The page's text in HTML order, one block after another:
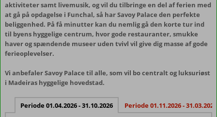
aktiviteter samt livemusik, og vil du tilbringe en del af ferien med
at gå på opdagelse i Funchal, så har Savoy Palace den perfekte
beliggenhed. På få minutter kan du nemlig gå den korte tur ind
til byens hyggelige centrum, hvor gode restauranter, smukke
haver og spændende museer uden tvivl vil give dig masse af gode
ferieoplevelser.
Vi anbefaler Savoy Palace til alle, som vil bo centralt og luksuriøst
i Madeiras hyggelige hovedstad.
Periode 01.04.2026 - 31.10.2026 Periode 01.11.2026 - 31.03.2027